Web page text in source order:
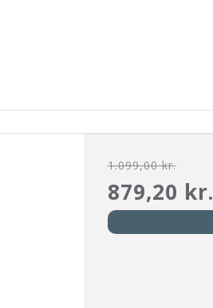
1.099,00 kr.
879,20 kr.